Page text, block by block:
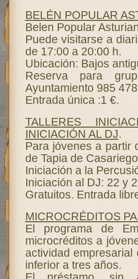
BELÉN POPULAR
Belen Popular
Puede visitarse a
de 17:00 a 20:00 h.
Ubicación: Bajos
Reserva para
Ayuntamiento 985
Entrada única :1 €.
TALLERES
INICIACIÓN AL DJ.
Para jóvenes a partir
de Tapia de
Iniciación a la
Iniciación al DJ: 22 y
Gratuitos. Entrada
MICROCRÉDITOS
El programa de
microcréditos a
actividad
inferior a tres años.